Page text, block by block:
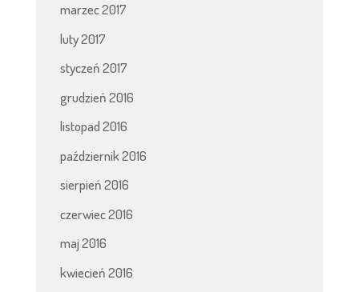
marzec 2017
luty 2017
styczeń 2017
grudzień 2016
listopad 2016
październik 2016
sierpień 2016
czerwiec 2016
maj 2016
kwiecień 2016